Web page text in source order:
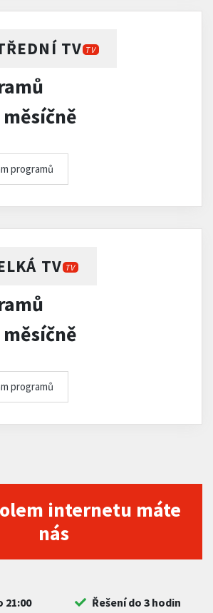
TV TV
měsíčně
programů
TV TV
programů
internetu máte
nás
21:00 Řešení do 3 hodin